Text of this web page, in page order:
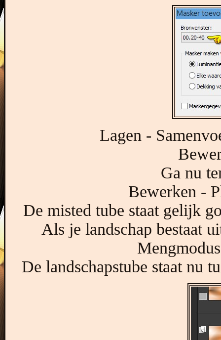
Lagen -
Ga nu
Bewerken -
De misted tube staat gelijk
Als je landschap bestaat
De landschapstube staat nu